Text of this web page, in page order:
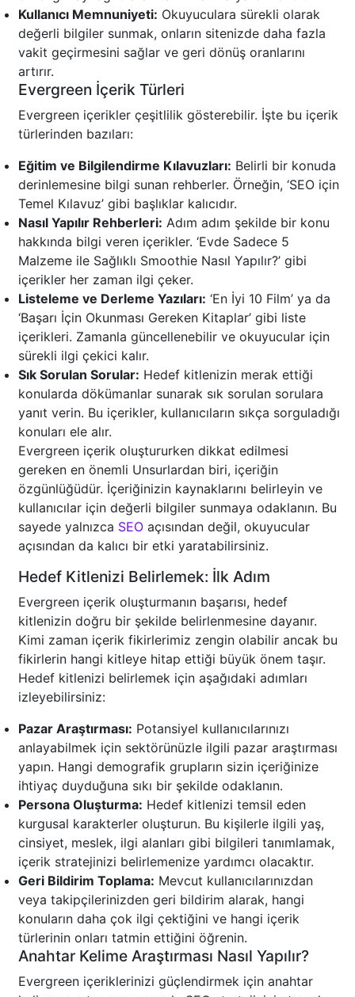
Kullanıcı Memnuniyeti: Okuyuculara sürekli olarak
değerli bilgiler sunmak, onların sitenizde daha fazla
vakit geçirmesini sağlar ve geri dönüş oranlarını
artırır.
Evergreen İçerik Türleri
Evergreen içerikler çeşitlilik gösterebilir. İşte bu içerik
türlerinden bazıları:
Eğitim ve Bilgilendirme Kılavuzları: Belirli bir konuda
derinlemesine bilgi sunan rehberler. Örneğin, ‘SEO için
Temel Kılavuz’ gibi başlıklar kalıcıdır.
Nasıl Yapılır Rehberleri: Adım adım şekilde bir konu
hakkında bilgi veren içerikler. ‘Evde Sadece 5
Malzeme ile Sağlıklı Smoothie Nasıl Yapılır?’ gibi
içerikler her zaman ilgi çeker.
Listeleme ve Derleme Yazıları: ‘En İyi 10 Film’ ya da
‘Başarı İçin Okunması Gereken Kitaplar’ gibi liste
içerikleri. Zamanla güncellenebilir ve okuyucular için
sürekli ilgi çekici kalır.
Sık Sorulan Sorular: Hedef kitlenizin merak ettiği
konularda dökümanlar sunarak sık sorulan sorulara
yanıt verin. Bu içerikler, kullanıcıların sıkça sorguladığı
konuları ele alır.
Evergreen içerik oluştururken dikkat edilmesi
gereken en önemli Unsurlardan biri, içeriğin
özgünlüğüdür. İçeriğinizin kaynaklarını belirleyin ve
kullanıcılar için değerli bilgiler sunmaya odaklanın. Bu
sayede yalnızca SEO açısından değil, okuyucular
açısından da kalıcı bir etki yaratabilirsiniz.
Hedef Kitlenizi Belirlemek: İlk Adım
Evergreen içerik oluşturmanın başarısı, hedef
kitlenizin doğru bir şekilde belirlenmesine dayanır.
Kimi zaman içerik fikirlerimiz zengin olabilir ancak bu
fikirlerin hangi kitleye hitap ettiği büyük önem taşır.
Hedef kitlenizi belirlemek için aşağıdaki adımları
izleyebilirsiniz:
Pazar Araştırması: Potansiyel kullanıcılarınızı
anlayabilmek için sektörünüzle ilgili pazar araştırması
yapın. Hangi demografik grupların sizin içeriğinize
ihtiyaç duyduğuna sıkı bir şekilde odaklanın.
Persona Oluşturma: Hedef kitlenizi temsil eden
kurgusal karakterler oluşturun. Bu kişilerle ilgili yaş,
cinsiyet, meslek, ilgi alanları gibi bilgileri tanımlamak,
içerik stratejinizi belirlemenize yardımcı olacaktır.
Geri Bildirim Toplama: Mevcut kullanıcılarınızdan
veya takipçilerinizden geri bildirim alarak, hangi
konuların daha çok ilgi çektiğini ve hangi içerik
türlerinin onları tatmin ettiğini öğrenin.
Anahtar Kelime Araştırması Nasıl Yapılır?
Evergreen içeriklerinizi güçlendirmek için anahtar